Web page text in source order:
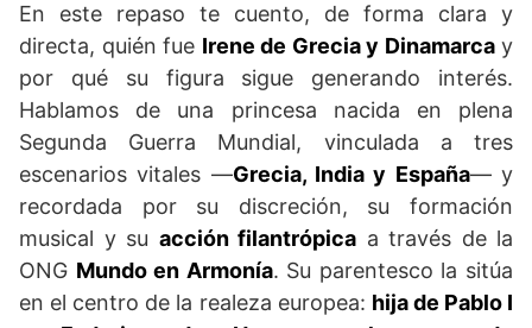
En este repaso te cuento, de forma clara y
directa, quién fue Irene de Grecia y Dinamarcay
por qué su figura sigue generando interés.
Hablamos de una princesa nacida en plena
Segunda Guerra Mundial, vinculada a tres
escenarios vitales —Grecia, India y España— y
recordada por su discreción, su formación
musical y su acción filantrópica a través de la
ONG Mundo en Armonía. Su parentesco la sitúa
en el centro de la realeza europea: hija de Pablo I